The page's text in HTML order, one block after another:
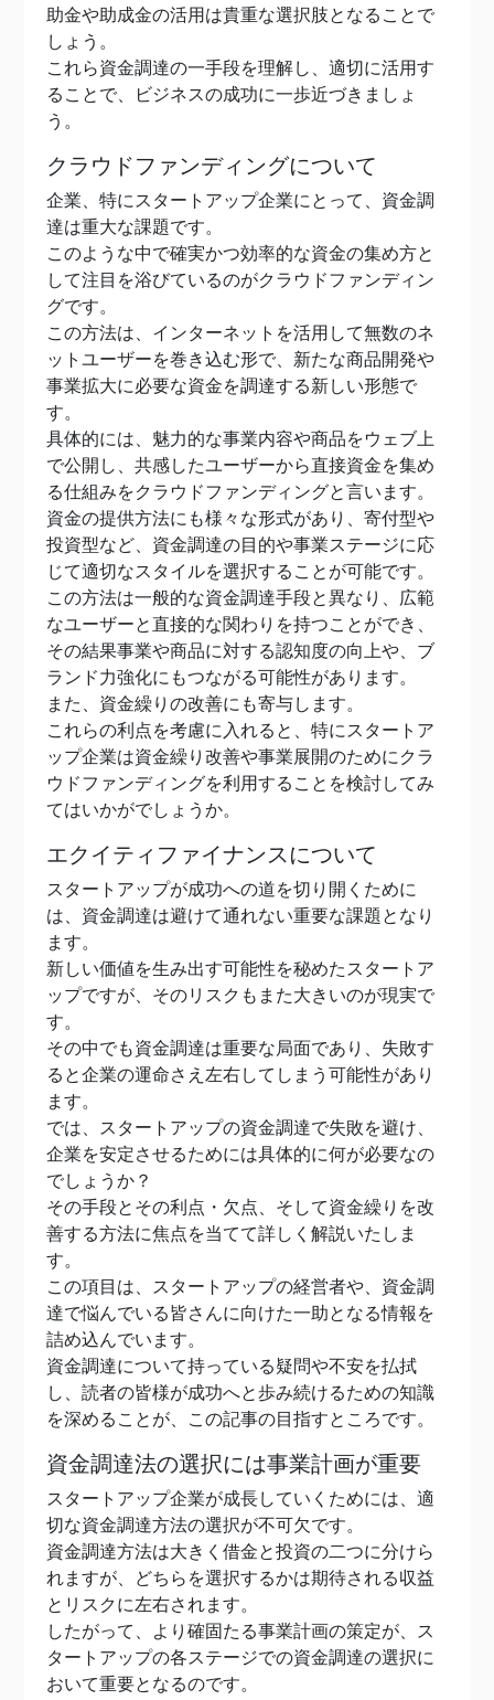
助金や助成金の活用は貴重な選択肢となることで
しょう。
これら資金調達の一手段を理解し、適切に活用す
ることで、ビジネスの成功に一歩近づきましょ
う。
クラウドファンディングについて
企業、特にスタートアップ企業にとって、資金調
達は重大な課題です。
このような中で確実かつ効率的な資金の集め方と
して注目を浴びているのがクラウドファンディン
グです。
この方法は、インターネットを活用して無数のネ
ットユーザーを巻き込む形で、新たな商品開発や
事業拡大に必要な資金を調達する新しい形態で
す。
具体的には、魅力的な事業内容や商品をウェブ上
で公開し、共感したユーザーから直接資金を集め
る仕組みをクラウドファンディングと言います。
資金の提供方法にも様々な形式があり、寄付型や
投資型など、資金調達の目的や事業ステージに応
じて適切なスタイルを選択することが可能です。
この方法は一般的な資金調達手段と異なり、広範
なユーザーと直接的な関わりを持つことができ、
その結果事業や商品に対する認知度の向上や、ブ
ランド力強化にもつながる可能性があります。
また、資金繰りの改善にも寄与します。
これらの利点を考慮に入れると、特にスタートア
ップ企業は資金繰り改善や事業展開のためにクラ
ウドファンディングを利用することを検討してみ
てはいかがでしょうか。
エクイティファイナンスについて
スタートアップが成功への道を切り開くために
は、資金調達は避けて通れない重要な課題となり
ます。
新しい価値を生み出す可能性を秘めたスタートア
ップですが、そのリスクもまた大きいのが現実で
す。
その中でも資金調達は重要な局面であり、失敗す
ると企業の運命さえ左右してしまう可能性があり
ます。
では、スタートアップの資金調達で失敗を避け、
企業を安定させるためには具体的に何が必要なの
でしょうか？
その手段とその利点・欠点、そして資金繰りを改
善する方法に焦点を当てて詳しく解説いたしま
す。
この項目は、スタートアップの経営者や、資金調
達で悩んでいる皆さんに向けた一助となる情報を
詰め込んでいます。
資金調達について持っている疑問や不安を払拭
し、読者の皆様が成功へと歩み続けるための知識
を深めることが、この記事の目指すところです。
資金調達法の選択には事業計画が重要
スタートアップ企業が成長していくためには、適
切な資金調達方法の選択が不可欠です。
資金調達方法は大きく借金と投資の二つに分けら
れますが、どちらを選択するかは期待される収益
とリスクに左右されます。
したがって、より確固たる事業計画の策定が、ス
タートアップの各ステージでの資金調達の選択に
おいて重要となるのです。